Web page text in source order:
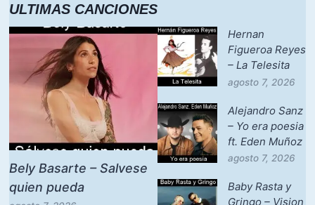
ULTIMAS CANCIONES
Bely Basarte – Salvese
quien pueda
Hernan
Figueroa Reyes
– La Telesita
agosto 7, 2026
Alejandro Sanz
– Yo era poesia
ft. Eden Muñoz
agosto 7, 2026
Baby Rasta y
Gringo – Vision